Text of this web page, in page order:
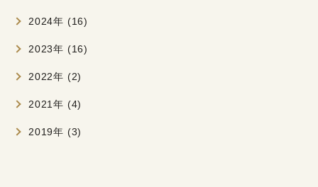
2024年 (16)
2023年 (16)
2022年 (2)
2021年 (4)
2019年 (3)